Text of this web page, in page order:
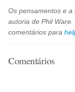
Os pensamentos e
autoria de Phil
comentários para
Comentários